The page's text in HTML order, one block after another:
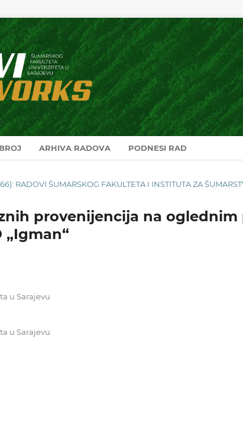
ARHIVA RADOVA PODNESI RAD
RADOVI ŠUMARSKOG FAKULTETA I INSTITUTA ZA
provenijencija na
„Igman“
u Sarajevu
u Sarajevu